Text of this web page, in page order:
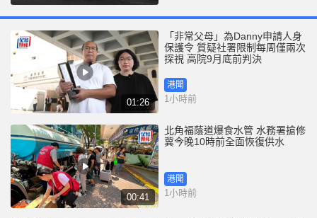
01:26
「非常父母」為Danny申請人身
保護令 質疑社署限制每周僅兩次
探視 高院9月底前判決
港聞
1小時前
00:41
北角福蔭道爆食水管 水務署搶修
冀今晚10時前全面恢復供水
港聞
1小時前